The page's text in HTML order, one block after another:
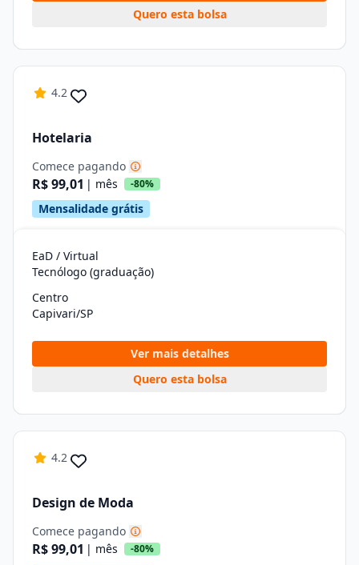
Quero esta bolsa
4.2
Hotelaria
Comece pagando
R$ 99,01 | mês -80%
Mensalidade grátis
EaD / Virtual
Tecnólogo (graduação)
Centro
Capivari/SP
Ver mais detalhes
Quero esta bolsa
4.2
Design de Moda
Comece pagando
R$ 99,01 | mês -80%